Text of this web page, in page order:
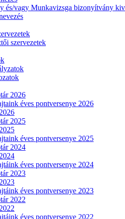
és/vagy Munkavizsga bizonyítvány
szervezetek
2026
éves pontversenye 2026
2025
éves pontversenye 2025
2024
éves pontversenye 2024
2023
éves pontversenye 2023
2022
éves pontversenye 2022